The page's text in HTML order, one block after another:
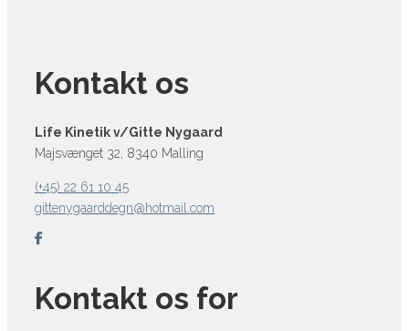
Kontakt os
Life Kinetik v/Gitte Nygaard
Majsvænget 32, 8340 Malling
(+45) 22 61 10 45
gittenygaarddegn@hotmail.com
Kontakt os for